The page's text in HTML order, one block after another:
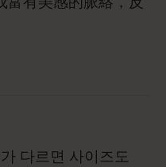
다르면 사이즈도